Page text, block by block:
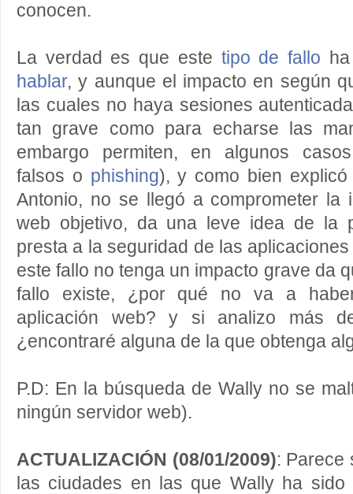
conocen.
La verdad es que este tipo de fallo
hablar, y aunque el impacto en según
las cuales no haya sesiones
tan grave como para echarse las
embargo permiten, en algunos
falsos o phishing), y como bien explicó
Antonio, no se llegó a comprometer la
web objetivo, da una leve idea de la
presta a la seguridad de las
este fallo no tenga un impacto grave da
fallo existe, ¿por qué no va a
aplicación web? y si analizo más
¿encontraré alguna de la que obtenga
P.D: En la búsqueda de Wally no se
ningún servidor web).
ACTUALIZACIÓN (08/01/2009): Parece
las ciudades en las que Wally ha